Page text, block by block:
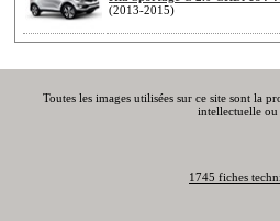
(2013-2015)
Toutes les images utilisées sur ce site sont la
intellectuelle ou
1745 fiches